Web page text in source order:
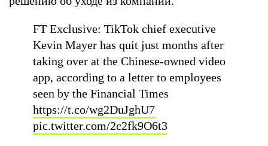
FT Exclusive: TikTok chief executive
Kevin Mayer has quit just months after
taking over at the Chinese-owned video
app, according to a letter to employees
seen by the Financial Times
https://t.co/wg2DuJghU7
pic.twitter.com/2c2fk9O6t3